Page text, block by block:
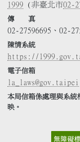
1999 (非臺北市02-
傳 真
02-27596695、02-
陳情系統
https://
電子信箱
la_laws@gov.taipei
本局信箱係處理與系統
映。